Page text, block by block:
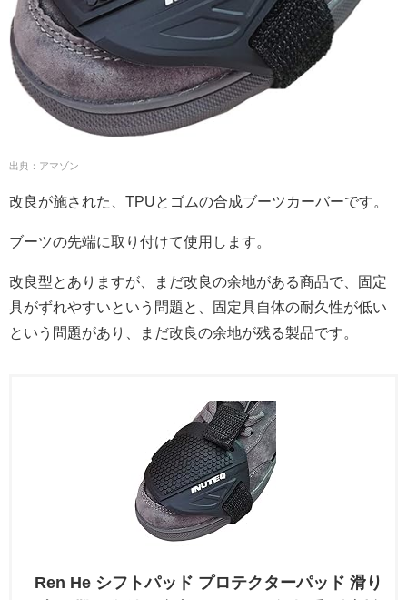
出典：アマゾン
改良が施された、TPUとゴムの合成ブーツカーバーです。
ブーツの先端に取り付けて使用します。
改良型とありますが、まだ改良の余地がある商品で、固定
具がずれやすいという問題と、固定具自体の耐久性が低い
という問題があり、まだ改良の余地が残る製品です。
Ren He シフトパッド プロテクターパッド 滑り